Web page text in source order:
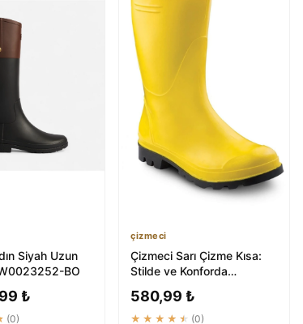
Siyah Uzun
BO
₺
(0)
çizmeci
Çizmeci Sarı Çizme Kısa:
Stilde ve Konforda
580,99 ₺
★★★★★ (0)